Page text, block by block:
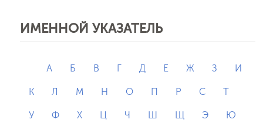
ИМЕННОЙ УКАЗАТЕЛЬ
А Б В Г Д Е Ж З И
К Л М Н О П Р С Т
У Ф Х Ц Ч Ш Щ Э Ю